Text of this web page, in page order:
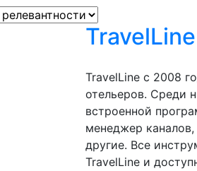
TravelLine
TravelLine с 2008
отельеров. Среди
встроенной
менеджер
другие. Все
TravelLine и